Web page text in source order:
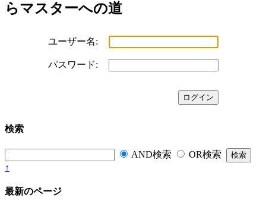
らマスターへの道
ユーザー名:
パスワード:
検索
AND検索
OR検索
↑
最新のページ